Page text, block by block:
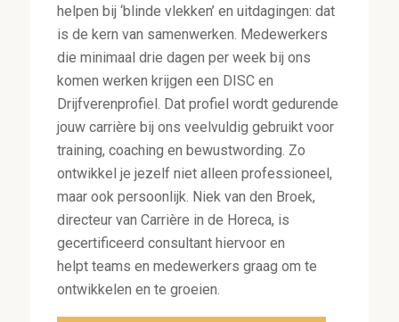
helpen bij ‘blinde vlekken’ en uitdagingen: dat
is de kern van samenwerken. Medewerkers
die minimaal drie dagen per week bij ons
komen werken krijgen een DISC en
Drijfverenprofiel. Dat profiel wordt gedurende
jouw carrière bij ons veelvuldig gebruikt voor
training, coaching en bewustwording. Zo
ontwikkel je jezelf niet alleen professioneel,
maar ook persoonlijk. Niek van den Broek,
directeur van Carrière in de Horeca, is
gecertificeerd consultant hiervoor en
helpt teams en medewerkers graag om te
ontwikkelen en te groeien.